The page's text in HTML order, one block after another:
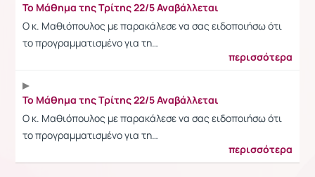
Το Μάθημα της Τρίτης 22/5 Αναβάλλεται
Ο κ. Μαθιόπουλος με παρακάλεσε να σας ειδοποιήσω ότι
το προγραμματισμένο για τη…
περισσότερα
Το Μάθημα της Τρίτης 22/5 Αναβάλλεται
Ο κ. Μαθιόπουλος με παρακάλεσε να σας ειδοποιήσω ότι
το προγραμματισμένο για τη…
περισσότερα